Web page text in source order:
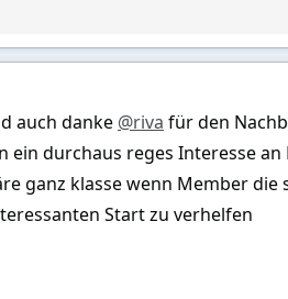
auch danke @riva für den
ein durchaus reges Interesse
ganz klasse wenn Member
Start zu verhelfen